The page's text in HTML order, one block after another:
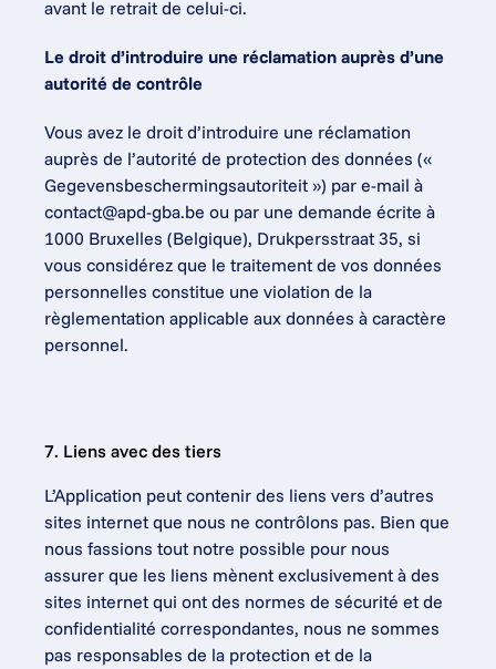
avant le retrait de celui-ci.
Le droit d’introduire une réclamation auprès d’une
autorité de contrôle
Vous avez le droit d’introduire une réclamation
auprès de l’autorité de protection des données («
contact@apd-gba.be ou par une demande écrite à
1000 Bruxelles (Belgique), Drukpersstraat 35, si
vous considérez que le traitement de vos données
personnelles constitue une violation de la
règlementation applicable aux données à caractère
personnel.
7. Liens avec des tiers
L’Application peut contenir des liens vers d’autres
sites internet que nous ne contrôlons pas. Bien que
nous fassions tout notre possible pour nous
assurer que les liens mènent exclusivement à des
sites internet qui ont des normes de sécurité et de
confidentialité correspondantes, nous ne sommes
pas responsables de la protection et de la